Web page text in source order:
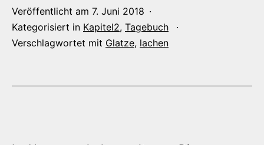
Veröffentlicht am 7. Juni 2018
Kategorisiert in Kapitel2, Tagebuch
Verschlagwortet mit Glatze, lachen